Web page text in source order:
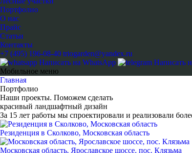
Портфолио
О нас
Прайс
Статьи
Контакты
+7 (495) 196-08-40 triogarden@yandex.ru
Написать на WhatsApp
Написать
Мобильное меню
Главная
Портфолио
Наши проекты. Поможем сделать
красивый ландшафтный дизайн
За 15 лет работы мы спроектировали и реализовали
Резиденция в Сколково, Московская область
Московская область, Ярославское шоссе, пос. Клязьма